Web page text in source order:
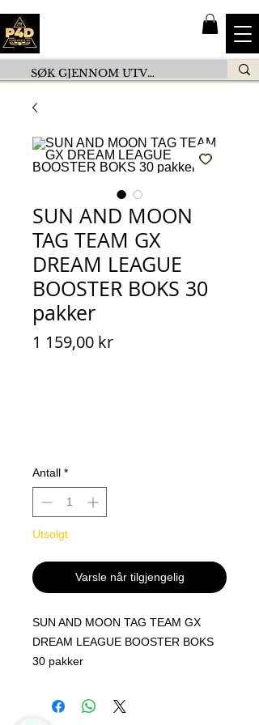
SUN AND MOON
TAG TEAM GX
DREAM LEAGUE
BOOSTER BOKS 30
pakker
1 159,00 krPris
Antall *
Utsolgt
Varsle når tilgjengelig
SUN AND MOON TAG TEAM GX
DREAM LEAGUE BOOSTER BOKS
30 pakker
Cosmic Ecplise på Engelsk.